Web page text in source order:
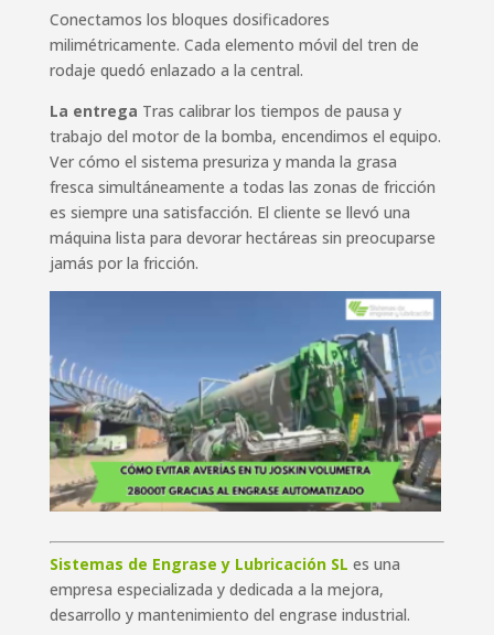
Conectamos los bloques dosificadores
milimétricamente. Cada elemento móvil del tren de
rodaje quedó enlazado a la central.
La entrega Tras calibrar los tiempos de pausa y
trabajo del motor de la bomba, encendimos el equipo.
Ver cómo el sistema presuriza y manda la grasa
fresca simultáneamente a todas las zonas de fricción
es siempre una satisfacción. El cliente se llevó una
máquina lista para devorar hectáreas sin preocuparse
jamás por la fricción.
Sistemas de Engrase y Lubricación SL es una
empresa especializada y dedicada a la mejora,
desarrollo y mantenimiento del engrase industrial.